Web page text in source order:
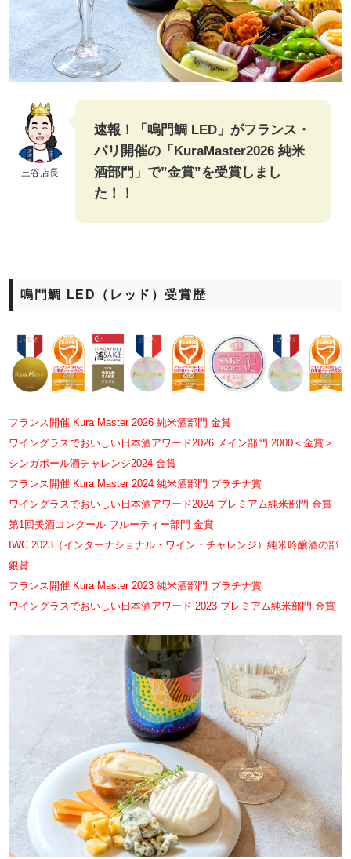
三谷店長
速報！「鳴門鯛 LED」がフランス・
パリ開催の「KuraMaster2026 純米
酒部門」で”金賞”を受賞しまし
た！！
鳴門鯛 LED（レッド）受賞歴
フランス開催 Kura Master 2026 純米酒部門 金賞
ワイングラスでおいしい日本酒アワード2026 メイン部門 2000＜金賞＞
シンガポール酒チャレンジ2024 金賞
フランス開催 Kura Master 2024 純米酒部門 プラチナ賞
ワイングラスでおいしい日本酒アワード2024 プレミアム純米部門 金賞
第1回美酒コンクール フルーティー部門 金賞
IWC 2023（インターナショナル・ワイン・チャレンジ）純米吟醸酒の部
銀賞
フランス開催 Kura Master 2023 純米酒部門 プラチナ賞
ワイングラスでおいしい日本酒アワード 2023 プレミアム純米部門 金賞